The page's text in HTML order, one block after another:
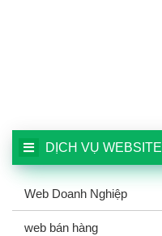
DỊCH VỤ WEBSITE
Web Doanh Nghiệp
web bán hàng